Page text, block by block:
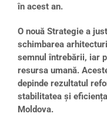
în acest an.
O nouă Strategie a
schimbarea
semnul întrebării, iar
resursa umană.
depinde rezultatul
stabilitatea și
Moldova.